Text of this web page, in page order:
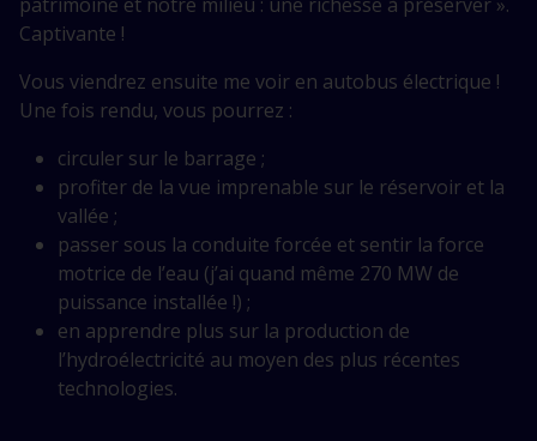
Captivante !
Vous viendrez ensuite me voir en autobus électrique !
Une fois rendu, vous pourrez :
circuler sur le barrage ;
profiter de la vue imprenable sur le réservoir et la
vallée ;
passer sous la conduite forcée et sentir la force
motrice de l’eau (j’ai quand même 270 MW de
puissance installée !) ;
en apprendre plus sur la production de
l’hydroélectricité au moyen des plus récentes
technologies.